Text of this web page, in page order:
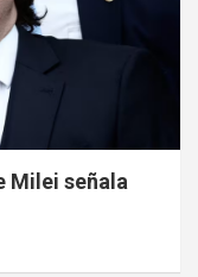
Milei señala